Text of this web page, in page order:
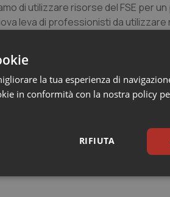
di utilizzare risorse del FSE per un
leva di professionisti da
relativa alla formazione. Lo
sanitari e tecnici, permetterà
personale necessario non inciderà
un ruolo importante di supplenza è
di aver concorso attivamente a
come questa dia “un contributo
la tua esperienza di
in conformità con la nostra policy
RIFIUTA
Statistici